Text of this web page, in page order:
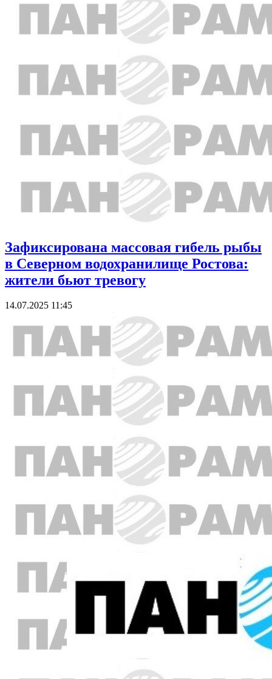
Зафиксирована массовая гибель рыбы
в Северном водохранилище Ростова:
жители бьют тревогу
14.07.2025 11:45